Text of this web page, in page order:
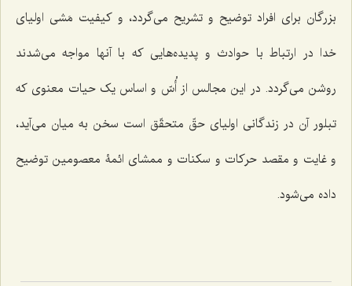
بزرگان برای افراد توضیح و تشریح می‌گردد، و کیفیت مَشی اولیای
خدا در ارتباط با حوادث و پدیده‌هایی که با آنها مواجه می‌شدند
روشن می‌گردد. در این مجالس از أُسّ و اساس یک حیات معنوی که
تبلور آن در زندگانی اولیای حقّ متحقّق است سخن به میان می‌آید،
و غایت و مقصد حرکات و سکنات و ممشای ائمۀ معصومین توضیح
داده می‌شود.